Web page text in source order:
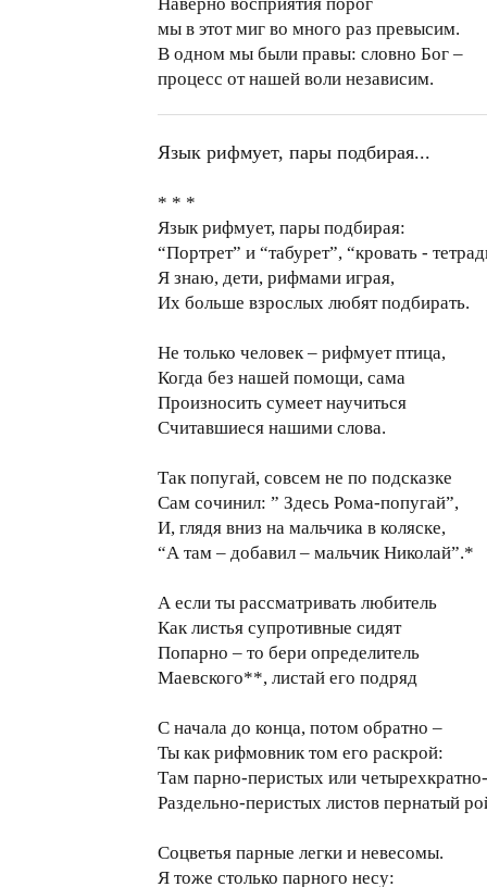
мы в этот миг во много раз превысим.
В одном мы были правы: словно Бог –
процесс от нашей воли независим.
Язык рифмует, пары подбирая...
* * *
Язык рифмует, пары подбирая:
“Портрет” и “табурет”, “кровать -
Я знаю, дети, рифмами играя,
Их больше взрослых любят подбирать.
Не только человек – рифмует птица,
Когда без нашей помощи, сама
Произносить сумеет научиться
Считавшиеся нашими слова.
Так попугай, совсем не по подсказке
Сам сочинил: ” Здесь Рома-попугай”,
И, глядя вниз на мальчика в коляске,
“А там – добавил – мальчик Николай”.*
А если ты рассматривать любитель
Как листья супротивные сидят
Попарно – то бери определитель
Маевского**, листай его подряд
С начала до конца, потом обратно –
Ты как рифмовник том его раскрой:
Там парно-перистых или четырехкратно-
Раздельно-перистых листов пернатый
Соцветья парные легки и невесомы.
Я тоже столько парного несу: